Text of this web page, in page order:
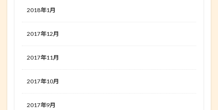
2018年1月
2017年12月
2017年11月
2017年10月
2017年9月